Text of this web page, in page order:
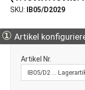
SKU IB05/D2029
① Artikel
Artikel Nr.